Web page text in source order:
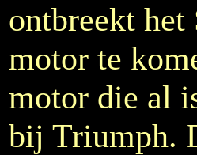
ontbreekt het
motor te
motor die al
bij Triumph.